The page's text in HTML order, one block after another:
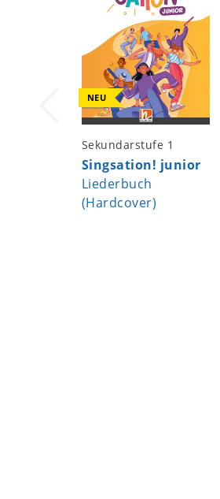
NEU
Sekundarstufe 1
Singsation! junior
Liederbuch
(Hardcover)